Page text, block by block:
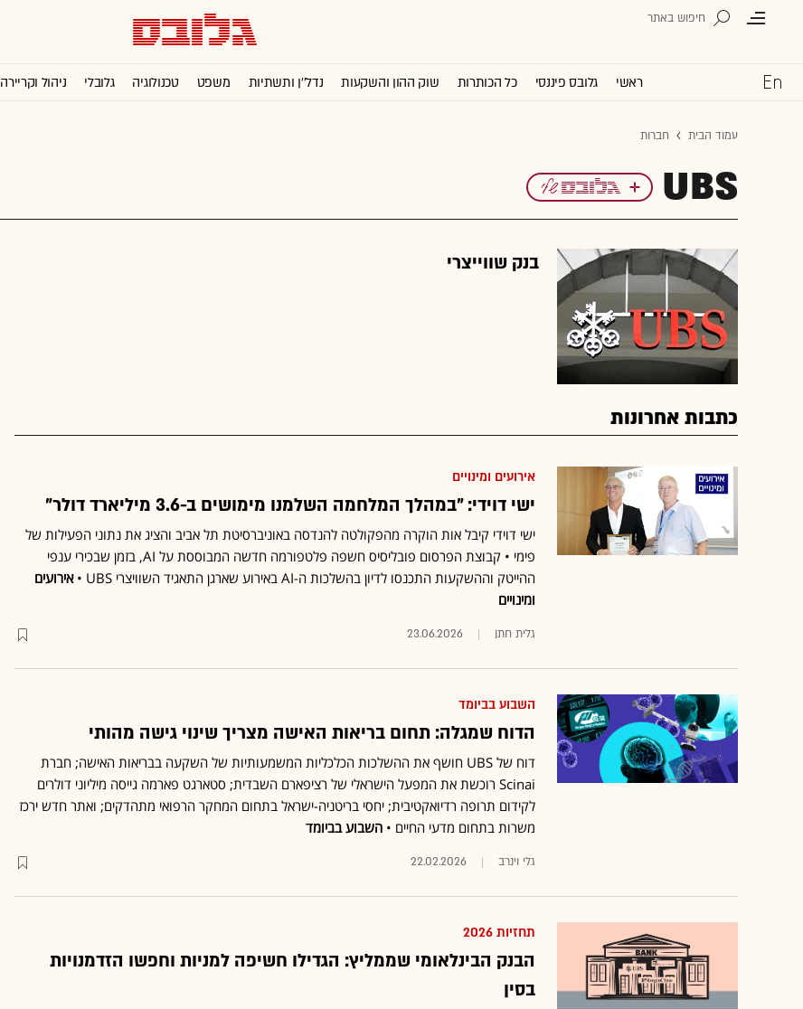
ראשי גלובס פיננסי כל הכותרות שוק ההון והשקעות נדל''ן ותשתיות משפט טכנולוגיה גלובלי ניהול וקריירה
עמוד הבית חברות
UBS
בנק שווייצרי
כתבות אחרונות
אירועים ומינויים
ישי דוידי: "במהלך המלחמה השלמנו מימושים ב-3.6 מיליארד דולר"
ישי דוידי קיבל אות הוקרה מהפקולטה להנדסה באוניברסיטת תל אביב והציג את נתוני הפעילות של
פימי • קבוצת הפרסום פובליסיס חשפה פלטפורמה חדשה המבוססת על AI, בזמן שבכירי ענפי
ההייטק וההשקעות התכנסו לדיון בהשלכות ה-AI באירוע שארגן התאגיד השוויצרי UBS •
אירועים
ומינויים
גלית חתן 23.06.2026
השבוע בביומד
הדוח שמגלה: תחום בריאות האישה מצריך שינוי גישה מהותי
דוח של UBS חושף את ההשלכות הכלכליות המשמעותיות של השקעה בבריאות האישה; חברת
Scinai רוכשת את המפעל הישראלי של רציפארם השבדית; סטארגט פארמה גייסה מיליוני דולרים
לקידום תרופה רדיואקטיבית; יחסי בריטניה-ישראל בתחום המחקר הרפואי מתהדקים; ואתר חדש ירכז
משרות בתחום מדעי החיים • השבוע בביומד
גלי וינרב 22.02.2026
תחזיות 2026
הבנק הבינלאומי שממליץ: הגדילו חשיפה למניות וחפשו הזדמנויות
בסין